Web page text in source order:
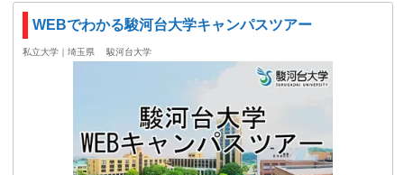
WEBでわかる駿河台大学キャンパスツアー
私立大学｜埼玉県 駿河台大学